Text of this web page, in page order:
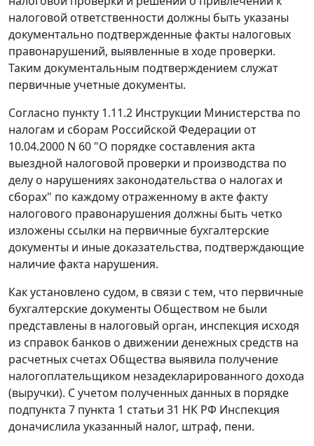
налоговой ответственности должны быть указаны
документально подтвержденные факты налоговых
правонарушений, выявленные в ходе проверки.
Таким документальным подтверждением служат
первичные учетные документы.
Согласно пункту 1.11.2 Инструкции Министерства по
налогам и сборам Российской Федерации от
10.04.2000 N 60 "О порядке составления акта
выездной налоговой проверки и производства по
делу о нарушениях законодательства о налогах и
сборах" по каждому отраженному в акте факту
налогового правонарушения должны быть четко
изложены ссылки на первичные бухгалтерские
документы и иные доказательства, подтверждающие
наличие факта нарушения.
Как установлено судом, в связи с тем, что первичные
бухгалтерские документы Обществом не были
представлены в налоговый орган, инспекция исходя
из справок банков о движении денежных средств на
расчетных счетах Общества выявила получение
налогоплательщиком незадекларированного дохода
(выручки). С учетом полученных данных в порядке
подпункта 7 пункта 1 статьи 31 НК РФ Инспекция
доначислила указанный налог, штраф, пени.